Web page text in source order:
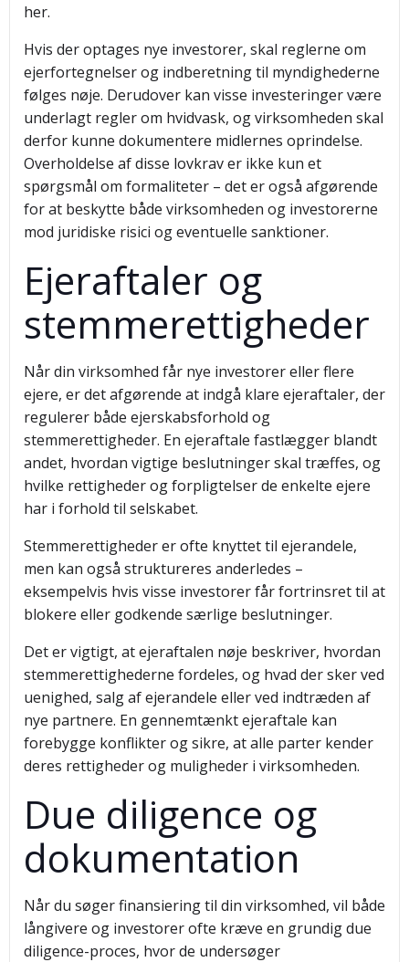
her.
Hvis der optages nye investorer, skal reglerne om
ejerfortegnelser og indberetning til myndighederne
følges nøje. Derudover kan visse investeringer være
underlagt regler om hvidvask, og virksomheden skal
derfor kunne dokumentere midlernes oprindelse.
Overholdelse af disse lovkrav er ikke kun et
spørgsmål om formaliteter – det er også afgørende
for at beskytte både virksomheden og investorerne
mod juridiske risici og eventuelle sanktioner.
Ejeraftaler og
stemmerettigheder
Når din virksomhed får nye investorer eller flere
ejere, er det afgørende at indgå klare ejeraftaler, der
regulerer både ejerskabsforhold og
stemmerettigheder. En ejeraftale fastlægger blandt
andet, hvordan vigtige beslutninger skal træffes, og
hvilke rettigheder og forpligtelser de enkelte ejere
har i forhold til selskabet.
Stemmerettigheder er ofte knyttet til ejerandele,
men kan også struktureres anderledes –
eksempelvis hvis visse investorer får fortrinsret til at
blokere eller godkende særlige beslutninger.
Det er vigtigt, at ejeraftalen nøje beskriver, hvordan
stemmerettighederne fordeles, og hvad der sker ved
uenighed, salg af ejerandele eller ved indtræden af
nye partnere. En gennemtænkt ejeraftale kan
forebygge konflikter og sikre, at alle parter kender
deres rettigheder og muligheder i virksomheden.
Due diligence og
dokumentation
Når du søger finansiering til din virksomhed, vil både
långivere og investorer ofte kræve en grundig due
diligence-proces, hvor de undersøger